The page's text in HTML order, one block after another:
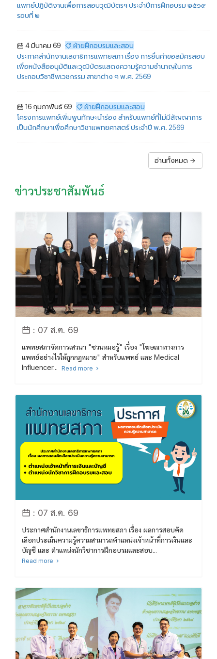
แพทย์ปฏิบัติงานเพื่อการสอบวุฒิบัตรฯ ประจำปีการฝึกอบรม ๒๕๖๙
รอบที่ ๒
4 มีนาคม 69
ฝ่ายฝึกอบรมและสอบ
ประกาศสำนักงานเลขาธิการแพทยสภา เรื่อง การยื่นคำขอสมัครสอบ
เพื่อหนังสืออนุมัติและวุฒิบัตรแสดงความรู้ความชำนาญในการ
ประกอบวิชาชีพเวชกรรม สาขาต่าง ๆ พ.ศ. 2569
16 กุมภาพันธ์ 69
ฝ่ายฝึกอบรมและสอบ
โครงการแพทย์เพิ่มพูนทักษะนำร่อง สำหรับแพทย์ที่ไม่มีสัญญาการ
เป็นนักศึกษาเพื่อศึกษาวิชาแพทยศาสตร์ ประจำปี พ.ศ. 2569
อ่านทั้งหมด
ข่าวประชาสัมพันธ์
: 07 ส.ค. 69
แพทยสภาจัดการเสวนา "ชวนหมอรู้" เรื่อง "โฆษณาทางการ
แพทย์อย่างไรให้ถูกกฎหมาย" สำหรับแพทย์ และ Medical
Influencer... Read more
: 07 ส.ค. 69
ประกาศสำนักงานเลขาธิการแพทยสภา เรื่อง ผลการสอบคัด
เลือกประเมินความรู้ความสามารถตำแหน่งเจ้าหน้าที่การเงินและ
บัญชี และ ตำแหน่งนักวิชาการฝึกอบรมและสอบ...
Read more